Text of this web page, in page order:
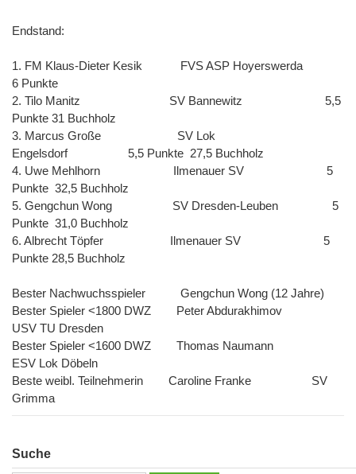
Endstand:
1. FM Klaus-Dieter Kesik FVS ASP Hoyerswerda
6 Punkte
2. Tilo Manitz SV Bannewitz 5,5
Punkte 31 Buchholz
3. Marcus Große SV Lok
Engelsdorf 5,5 Punkte 27,5 Buchholz
4. Uwe Mehlhorn Ilmenauer SV 5
Punkte 32,5 Buchholz
5. Gengchun Wong SV Dresden-Leuben 5
Punkte 31,0 Buchholz
6. Albrecht Töpfer Ilmenauer SV 5
Punkte 28,5 Buchholz
Bester Nachwuchsspieler Gengchun Wong (12 Jahre)
Bester Spieler <1800 DWZ Peter Abdurakhimov
USV TU Dresden
Bester Spieler <1600 DWZ Thomas Naumann
ESV Lok Döbeln
Beste weibl. Teilnehmerin Caroline Franke SV
Grimma
Suche